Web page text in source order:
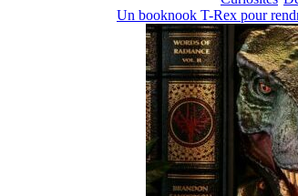
Un booknook T-Rex pour